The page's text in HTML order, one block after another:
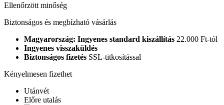
Ellenőrzött minőség
Biztonságos és megbízható vásárlás
Magyarország: Ingyenes standard kiszállítás 22.000 Ft-tól
Ingyenes visszaküldés
Biztonságos fizetés SSL-titkosítással
Kényelmesen fizethet
Utánvét
Előre utalás